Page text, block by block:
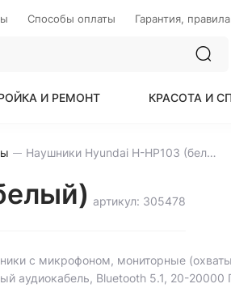
Способы оплаты Гарантия,
И РЕМОНТ КРАСОТА И
Наушники Hyundai H-HP103 (белый)
артикул: 305478
с микрофоном, мониторные
аудиокабель, Bluetooth 5.1, 20-20000